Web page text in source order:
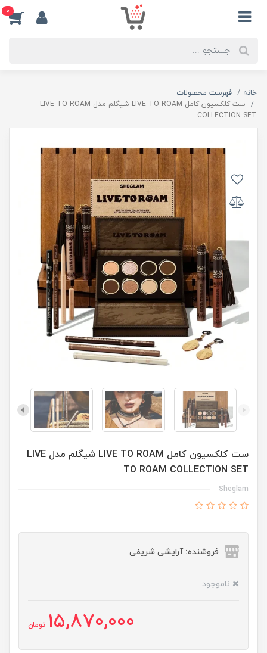
0
خانه
فهرست محصولات
ست کلکسیون کامل LIVE TO ROAM شیگلم مدل LIVE TO ROAM
COLLECTION SET
ست کلکسیون کامل LIVE TO ROAM شیگلم مدل LIVE
TO ROAM COLLECTION SET
Sheglam
فروشنده: آرایشی شریفی
ناموجود
15,870,000 تومان